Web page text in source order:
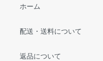
ホーム
配送・送料について
返品について